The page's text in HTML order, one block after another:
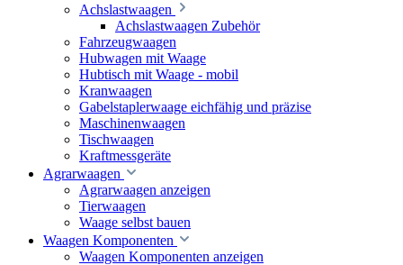
Achslastwaagen
Achslastwaagen Zubehör
Fahrzeugwaagen
Hubwagen mit Waage
Hubtisch mit Waage - mobil
Kranwaagen
Gabelstaplerwaage eichfähig und präzise
Maschinenwaagen
Tischwaagen
Kraftmessgeräte
Agrarwaagen
Agrarwaagen anzeigen
Tierwaagen
Waage selbst bauen
Waagen Komponenten
Waagen Komponenten anzeigen